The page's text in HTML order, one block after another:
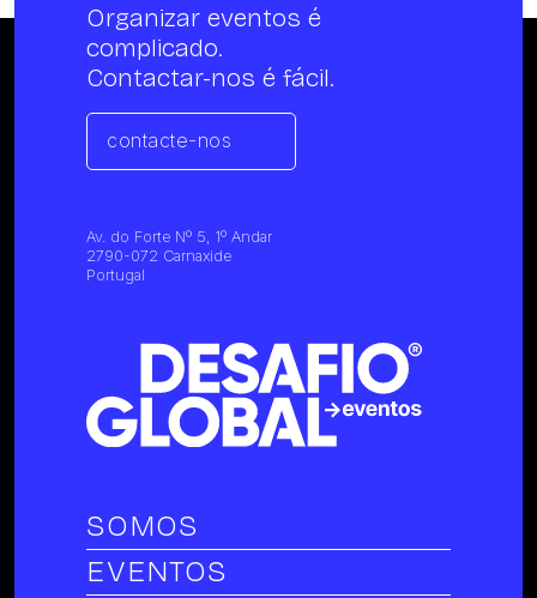
Organizar eventos é
complicado.
Contactar-nos é fácil.
contacte-nos
Av. do Forte Nº 5, 1º Andar
2790-072 Carnaxide
Portugal
SOMOS
EVENTOS